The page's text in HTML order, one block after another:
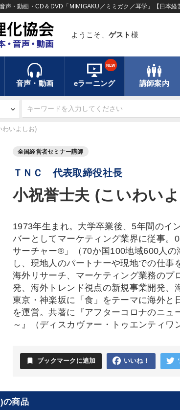
声・動画・CD＆DVD「MIMIGAKU／ミミガク／耳学」【日本経
ようこそ、 ゲスト 様
音声・動画 eラーニング
NEW
講師案内
わいよしお)
全国経営者セミナー講師
ＴＮＣ 代表取締役社長
小祝誉士夫 (こいわい
1973年生まれ。大学卒業後、5年間のイ
バーとしてマーケティング業界に従事。
サーチャー®」（70か国100地域600人
し、現地人のパートナーや現地での仕
海外リサーチ、マーケティング業務のプ
発、海外トレンド視点の新規事業開発、
東京・神楽坂に「食」をテーマに海外と
を運営。共著に『アフターコロナのニュ
～』（ディスカヴァー・トゥエンティワ
bookmark ブックマークに追加 いいね！
の商品